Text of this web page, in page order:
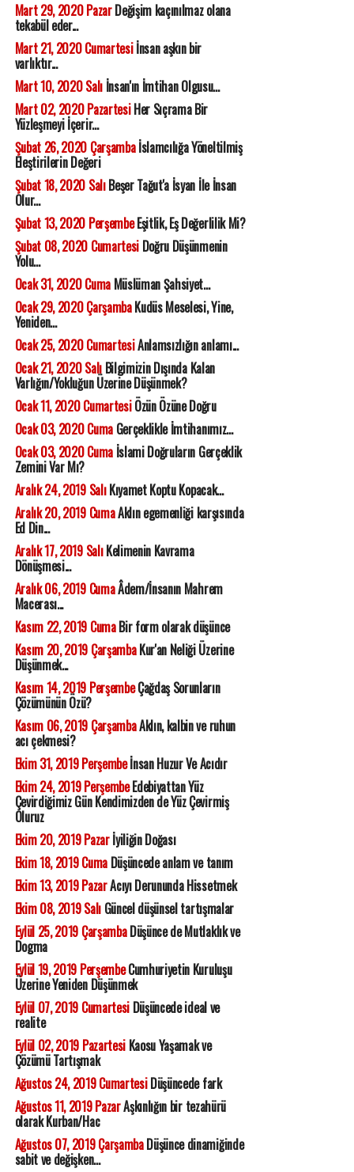
Mart 29, 2020 PazarDeğişim kaçınılmaz olana
tekabül eder...
Mart 21, 2020 Cumartesiİnsan aşkın bir
varlıktır...
Mart 10, 2020 Salıİnsan'ın İmtihan Olgusu...
Mart 02, 2020 PazartesiHer Sıçrama Bir
Yüzleşmeyi İçerir...
Şubat 26, 2020 Çarşambaİslamcılığa Yöneltilmiş
Eleştirilerin Değeri
Şubat 18, 2020 SalıBeşer Tağut'a İsyan İle İnsan
Olur...
Şubat 13, 2020 PerşembeEşitlik, Eş Değerlilik Mi?
Şubat 08, 2020 CumartesiDoğru Düşünmenin
Yolu...
Ocak 31, 2020 CumaMüslüman Şahsiyet...
Ocak 29, 2020 ÇarşambaKudüs Meselesi, Yine,
Yeniden...
Ocak 25, 2020 CumartesiAnlamsızlığın anlamı...
Ocak 21, 2020 SalıBilgimizin Dışında Kalan
Varlığın/Yokluğun Üzerine Düşünmek?
Ocak 11, 2020 CumartesiÖzün Özüne Doğru
Ocak 03, 2020 CumaGerçeklikle İmtihanımız...
Ocak 03, 2020 Cumaİslami Doğruların Gerçeklik
Zemini Var Mı?
Aralık 24, 2019 SalıKıyamet Koptu Kopacak...
Aralık 20, 2019 CumaAklın egemenliği karşısında
Ed Din...
Aralık 17, 2019 SalıKelimenin Kavrama
Dönüşmesi...
Aralık 06, 2019 CumaÂdem/İnsanın Mahrem
Macerası...
Kasım 22, 2019 CumaBir form olarak düşünce
Kasım 20, 2019 ÇarşambaKur'an Neliği Üzerine
Düşünmek...
Kasım 14, 2019 PerşembeÇağdaş Sorunların
Çözümünün Özü?
Kasım 06, 2019 ÇarşambaAklın, kalbin ve ruhun
acı çekmesi?
Ekim 31, 2019 Perşembeİnsan Huzur Ve Acıdır
Ekim 24, 2019 PerşembeEdebiyattan Yüz
Çevirdiğimiz Gün Kendimizden de Yüz Çevirmiş
Oluruz
Ekim 20, 2019 Pazarİyiliğin Doğası
Ekim 18, 2019 CumaDüşüncede anlam ve tanım
Ekim 13, 2019 PazarAcıyı Derununda Hissetmek
Ekim 08, 2019 SalıGüncel düşünsel tartışmalar
Eylül 25, 2019 ÇarşambaDüşünce de Mutlaklık ve
Dogma
Eylül 19, 2019 PerşembeCumhuriyetin Kuruluşu
Üzerine Yeniden Düşünmek
Eylül 07, 2019 CumartesiDüşüncede ideal ve
realite
Eylül 02, 2019 PazartesiKaosu Yaşamak ve
Çözümü Tartışmak
Ağustos 24, 2019 CumartesiDüşüncede fark
Ağustos 11, 2019 PazarAşkınlığın bir tezahürü
olarak Kurban/Hac
Ağustos 07, 2019 ÇarşambaDüşünce dinamiğinde
sabit ve değişken...